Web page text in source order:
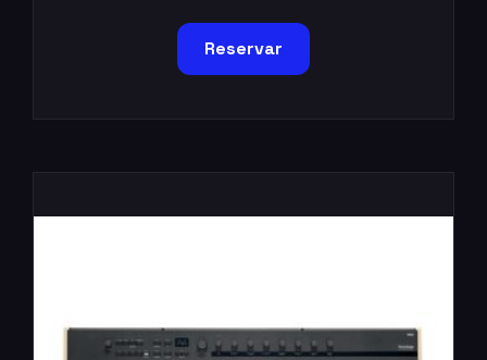
Reservar